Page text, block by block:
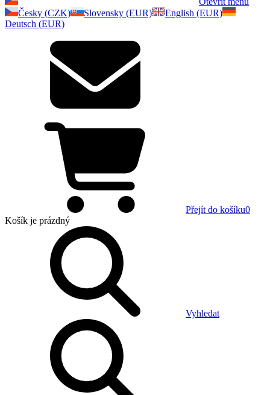
Česky (CZK)
Slovensky (EUR)
English (EUR)
Deutsch (EUR)
Přejít do košíku0
Košík je prázdný
Vyhledat